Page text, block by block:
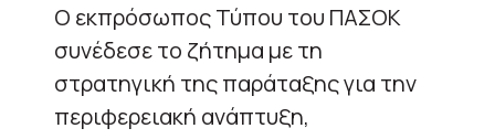
Ο εκπρόσωπος Τύπου του ΠΑΣΟΚ
συνέδεσε το ζήτημα με τη
στρατηγική της παράταξης για την
περιφερειακή ανάπτυξη,